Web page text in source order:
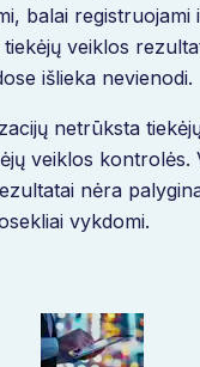
balai
veiklos
išlieka nevienodi.
netrūksta
veiklos kontrolės.
nėra
vykdomi.